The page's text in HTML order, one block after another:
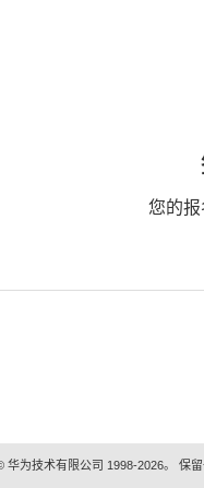
您的
华为技术有限公司 1998-2026。 保